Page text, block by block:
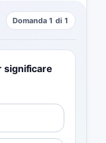
Domanda 1 di 1
significare